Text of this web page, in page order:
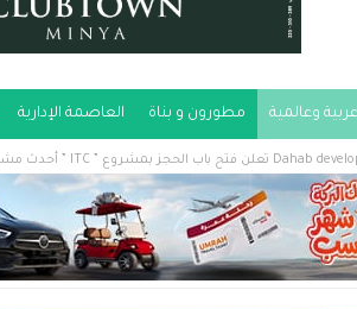
وعالمية مطورون و بناة العاصمة الإدارية